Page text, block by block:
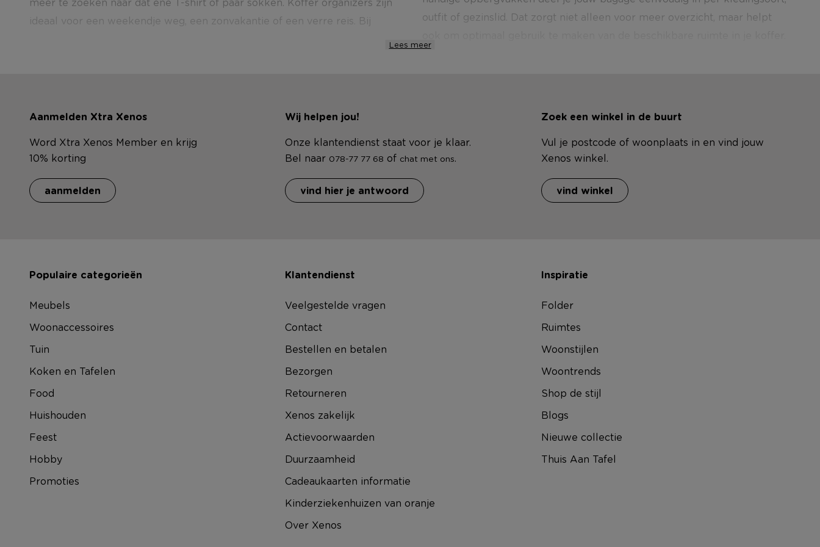
ideaal voor een weekendje weg, een zonvakantie of een verre reis. Bij
outfit of gezinslid. Dat zorgt niet alleen voor meer overzicht, maar helpt
Lees meer
Aanmelden Xtra Xenos
Word Xtra Xenos Member en krijg
10% korting
aanmelden
Wij helpen jou!
Onze klantendienst staat voor je klaar.
Bel naar 078-77 77 68 of chat met ons.
vind hier je antwoord
Zoek een winkel in de buurt
Vul je postcode of woonplaats in en vind jouw
Xenos winkel.
vind winkel
Populaire categorieën
Meubels
Woonaccessoires
Tuin
Koken en Tafelen
Food
Huishouden
Feest
Hobby
Promoties
Klantendienst
Veelgestelde vragen
Contact
Bestellen en betalen
Bezorgen
Retourneren
Xenos zakelijk
Actievoorwaarden
Duurzaamheid
Cadeaukaarten informatie
Kinderziekenhuizen van oranje
Over Xenos
Inspiratie
Folder
Ruimtes
Woonstijlen
Woontrends
Shop de stijl
Blogs
Nieuwe collectie
Thuis Aan Tafel